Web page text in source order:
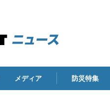
メディア 防災特集